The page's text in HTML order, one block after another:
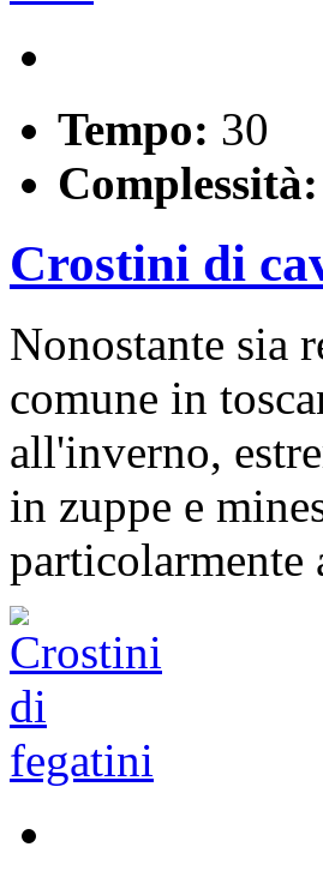
Tempo: 30
Complessità:
Crostini di
Nonostante sia
comune in
all'inverno,
in zuppe e
particolarmente